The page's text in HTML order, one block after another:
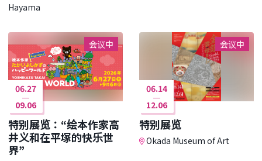
Hayama
会议中
06.27
09.06
特别展览：“绘本作家高
井义和在平塚的快乐世
界”
会议中
06.14
12.06
特别展览
Okada Museum of Art